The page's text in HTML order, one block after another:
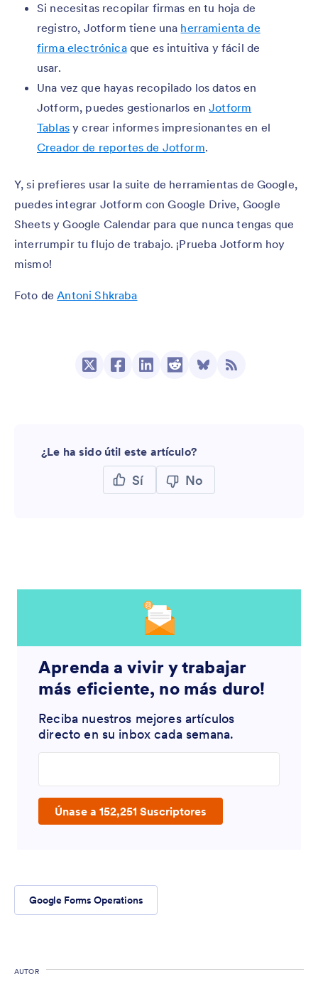
Si necesitas recopilar firmas en tu hoja de
registro, Jotform tiene una herramienta de
firma electrónicaque es intuitiva y fácil de
usar.
Una vez que hayas recopilado los datos en
Jotform, puedes gestionarlos enJotform
Tablasy crear informes impresionantes en el
Creador de reportes de Jotform.
Y, si prefieres usar la suite de herramientas de Google,
puedes integrar Jotform con Google Drive, Google
Sheets y Google Calendar para que nunca tengas que
interrumpir tu flujo de trabajo. ¡Prueba Jotform hoy
mismo!
Foto deAntoni Shkraba
¿Le ha sido útil este artículo?
Sí No
Aprenda a vivir y trabajar
más eficiente, no más duro!
Reciba nuestros mejores artículos
directo en su inbox cada semana.
Únase a 152,251 Suscriptores
Google Forms Operations
AUTOR